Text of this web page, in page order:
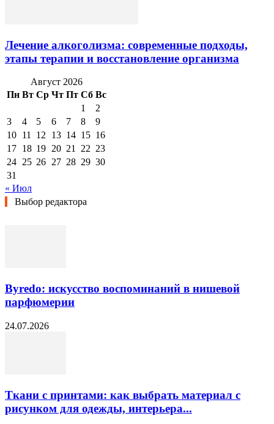
Лечение алкоголизма: современные подходы,
этапы терапии и восстановление организма
Август 2026
Пн Вт Ср Чт Пт Сб Вс
1
2
3
4 5 6 7 8
9
10 11 12 13 14 15 16
17 18 19 20 21 22 23
24 25 26 27 28 29 30
31
« Июл
Выбор редактора
Byredo: искусство воспоминаний в нишевой
парфюмерии
24.07.2026
Ткани с принтами: как выбрать материал с
рисунком для одежды, интерьера...